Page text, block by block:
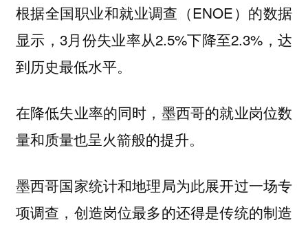
根据全国职业和就业调查（ENOE）的数据
显示，3月份失业率从2.5%下降至2.3%，达
到历史最低水平。
在降低失业率的同时，墨西哥的就业岗位数
量和质量也呈火箭般的提升。
墨西哥国家统计和地理局为此展开过一场专
项调查，创造岗位最多的还得是传统的制造